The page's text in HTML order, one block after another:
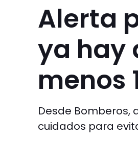
Alerta
ya hay
menos
Desde Bomberos,
cuidados para